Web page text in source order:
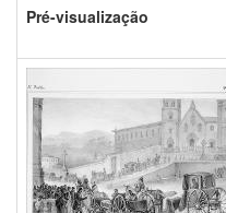
Pré-visualização